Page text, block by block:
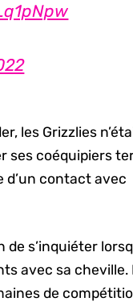
les Grizzlies
ses coéquipiers
d’un contact avec
s’inquiéter
avec sa cheville.
de